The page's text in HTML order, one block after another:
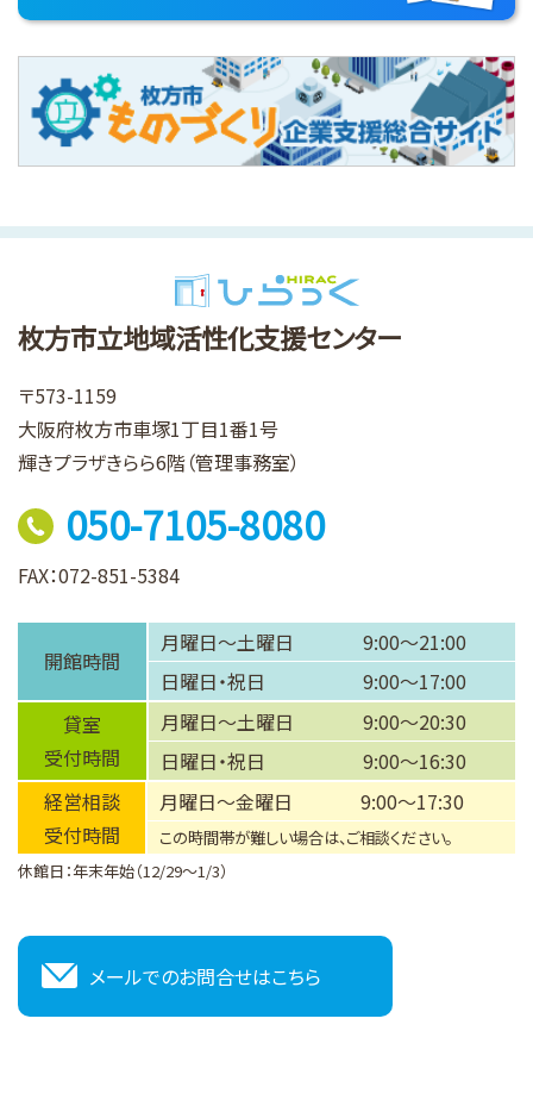
枚方市立地域活性化支援センター
〒573-1159
大阪府枚方市車塚1丁目1番1号
輝きプラザきらら6階（管理事務室）
050-7105-8080
FAX：072-851-5384
開館時間
月曜日～土曜日
9:00～21:00
日曜日・祝日
9:00～17:00
貸室
受付時間
月曜日～土曜日
9:00～20:30
日曜日・祝日
9:00～16:30
経営相談
受付時間
月曜日～金曜日 9:00～17:30
この時間帯が難しい場合は、ご相談ください。
休館日：年末年始（12/29～1/3）
メールでのお問合せはこちら